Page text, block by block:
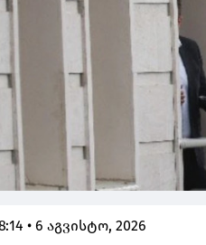
• 6 აგვისტო, 2026